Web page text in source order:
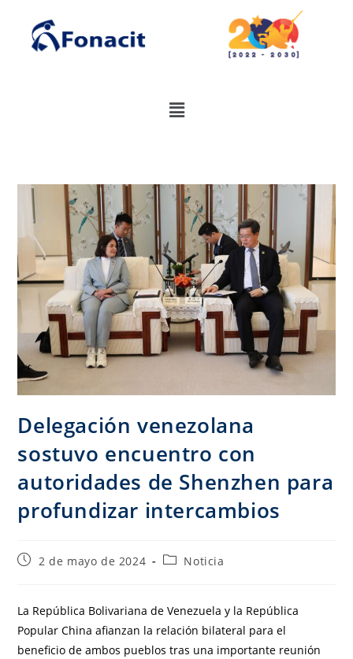
Delegación venezolana
sostuvo encuentro con
autoridades de Shenzhen para
profundizar intercambios
2 de mayo de 2024 Noticia
La República Bolivariana de Venezuela y la República
Popular China afianzan la relación bilateral para el
beneficio de ambos pueblos tras una importante reunión